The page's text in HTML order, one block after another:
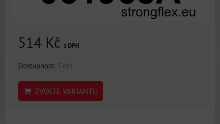
514 Kč s DPH
Dostupnost: 3 dni
ZVOLTE VARIANTU